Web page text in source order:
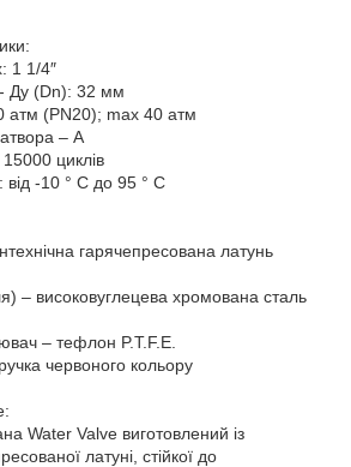
1 1/4″
Ду (Dn): 32 мм
атм (PN20); max 40 атм
– А
циклів
-10 ° C до 95 ° C
гарячепресована латунь
– високовуглецева хромована сталь
– тефлон P.T.F.E.
червоного кольору
Water Valve виготовлений із
латуні, стійкої до